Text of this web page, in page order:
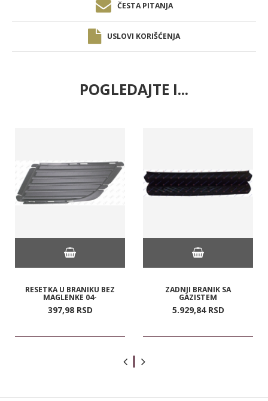
ČESTA PITANJA
USLOVI KORIŠĆENJA
POGLEDAJTE I...
RESETKA U BRANIKU BEZ
MAGLENKE 04-
397,98 RSD
ZADNJI BRANIK SA
GAZISTEM
5.929,84 RSD